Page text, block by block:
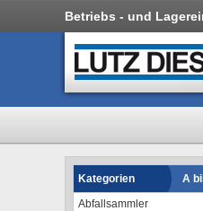
Betriebs - und
Kategorien
A
Abfallsammler